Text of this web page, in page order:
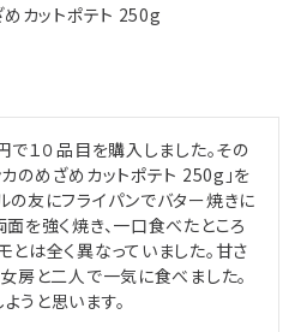
カットポテト 250g
で１０品目を購入しました。その
のめざめカットポテト 250g」を
の友にフライパンでバター焼きに
を強く焼き、一口食べたところ
とは全く異なっていました。甘さ
房と二人で一気に食べました。
うと思います。